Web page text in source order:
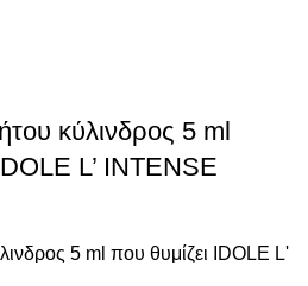
κύλινδρος 5 ml
L’ INTENSE
5 ml που θυμίζει IDOLE L'